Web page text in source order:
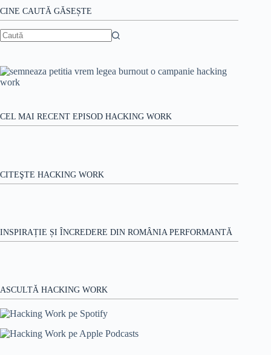
MBA,
la
Cluj
și
Andrew
Taylor
CINE CAUTĂ GĂSEȘTE
CEL MAI RECENT EPISOD HACKING WORK
CITEŞTE HACKING WORK
INSPIRAȚIE ȘI ÎNCREDERE DIN ROMÂNIA PERFORMANTĂ
ASCULTĂ HACKING WORK